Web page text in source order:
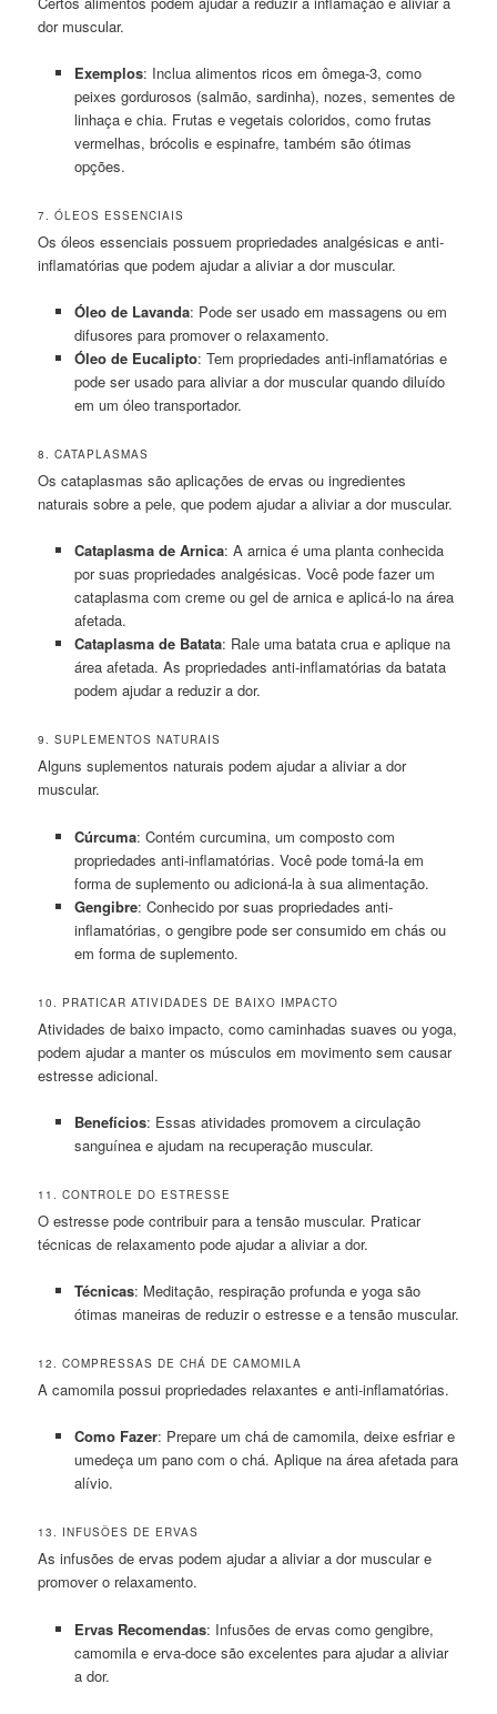
dor muscular.
Exemplos: Inclua alimentos ricos em ômega-3, como
peixes gordurosos (salmão, sardinha), nozes, sementes de
linhaça e chia. Frutas e vegetais coloridos, como frutas
vermelhas, brócolis e espinafre, também são ótimas
opções.
7. ÓLEOS ESSENCIAIS
Os óleos essenciais possuem propriedades analgésicas e anti-
inflamatórias que podem ajudar a aliviar a dor muscular.
Óleo de Lavanda: Pode ser usado em massagens ou em
difusores para promover o relaxamento.
Óleo de Eucalipto: Tem propriedades anti-inflamatórias e
pode ser usado para aliviar a dor muscular quando diluído
em um óleo transportador.
8. CATAPLASMAS
Os cataplasmas são aplicações de ervas ou ingredientes
naturais sobre a pele, que podem ajudar a aliviar a dor muscular.
Cataplasma de Arnica: A arnica é uma planta conhecida
por suas propriedades analgésicas. Você pode fazer um
cataplasma com creme ou gel de arnica e aplicá-lo na área
afetada.
Cataplasma de Batata: Rale uma batata crua e aplique na
área afetada. As propriedades anti-inflamatórias da batata
podem ajudar a reduzir a dor.
9. SUPLEMENTOS NATURAIS
Alguns suplementos naturais podem ajudar a aliviar a dor
muscular.
Cúrcuma: Contém curcumina, um composto com
propriedades anti-inflamatórias. Você pode tomá-la em
forma de suplemento ou adicioná-la à sua alimentação.
Gengibre: Conhecido por suas propriedades anti-
inflamatórias, o gengibre pode ser consumido em chás ou
em forma de suplemento.
10. PRATICAR ATIVIDADES DE BAIXO IMPACTO
Atividades de baixo impacto, como caminhadas suaves ou yoga,
podem ajudar a manter os músculos em movimento sem causar
estresse adicional.
Benefícios: Essas atividades promovem a circulação
sanguínea e ajudam na recuperação muscular.
11. CONTROLE DO ESTRESSE
O estresse pode contribuir para a tensão muscular. Praticar
técnicas de relaxamento pode ajudar a aliviar a dor.
Técnicas: Meditação, respiração profunda e yoga são
ótimas maneiras de reduzir o estresse e a tensão muscular.
12. COMPRESSAS DE CHÁ DE CAMOMILA
A camomila possui propriedades relaxantes e anti-inflamatórias.
Como Fazer: Prepare um chá de camomila, deixe esfriar e
umedeça um pano com o chá. Aplique na área afetada para
alívio.
13. INFUSÕES DE ERVAS
As infusões de ervas podem ajudar a aliviar a dor muscular e
promover o relaxamento.
Ervas Recomendas: Infusões de ervas como gengibre,
camomila e erva-doce são excelentes para ajudar a aliviar
a dor.